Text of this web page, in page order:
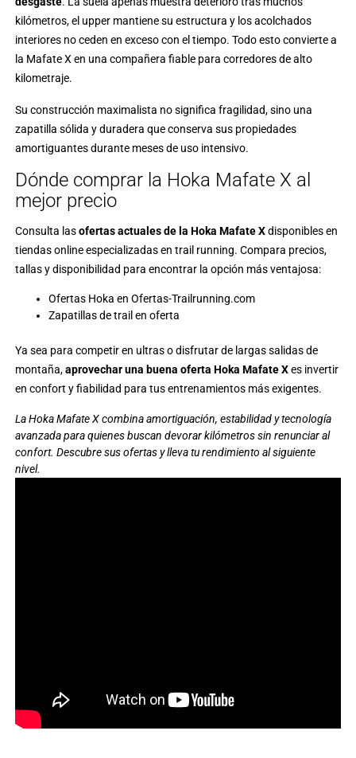
kilómetros, el upper mantiene su estructura y los acolchados
interiores no ceden en exceso con el tiempo. Todo esto convierte a
la Mafate X en una compañera fiable para corredores de alto
kilometraje.
Su construcción maximalista no significa fragilidad, sino una
zapatilla sólida y duradera que conserva sus propiedades
amortiguantes durante meses de uso intensivo.
Dónde comprar la Hoka Mafate X al
mejor precio
Consulta lasofertas actuales de la Hoka Mafate Xdisponibles en
tiendas online especializadas en trail running. Compara precios,
tallas y disponibilidad para encontrar la opción más ventajosa:
Ofertas Hoka en Ofertas-Trailrunning.com
Zapatillas de trail en oferta
Ya sea para competir en ultras o disfrutar de largas salidas de
montaña,aprovechar una buena oferta Hoka Mafate Xes invertir
en confort y fiabilidad para tus entrenamientos más exigentes.
La Hoka Mafate X combina amortiguación, estabilidad y tecnología
avanzada para quienes buscan devorar kilómetros sin renunciar al
confort. Descubre sus ofertas y lleva tu rendimiento al siguiente
nivel.